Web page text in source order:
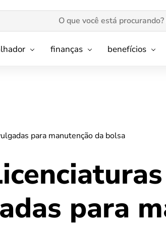
finanças benefícios
para manutenção da bolsa
para